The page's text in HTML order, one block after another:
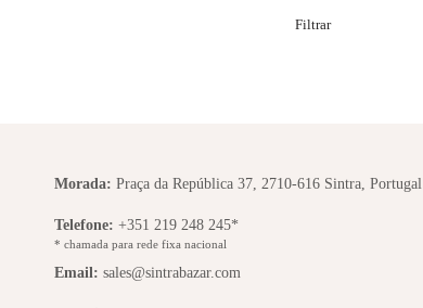
Filtrar
Morada: Praça da República 37, 2710-616 Sintra, Portugal
Telefone: +351 219 248 245*
* chamada para rede fixa nacional
Email: sales@sintrabazar.com